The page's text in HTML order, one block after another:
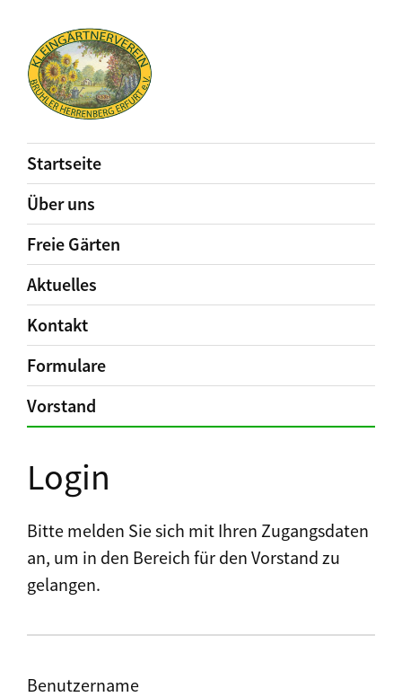
Startseite
Über uns
Freie Gärten
Aktuelles
Kontakt
Formulare
Vorstand
Login
Bitte melden Sie sich mit Ihren Zugangsdaten
an, um in den Bereich für den Vorstand zu
gelangen.
Benutzername